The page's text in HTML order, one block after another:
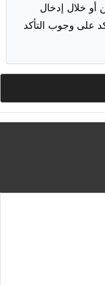
أو خلال إدخال
على وجوب التأكد